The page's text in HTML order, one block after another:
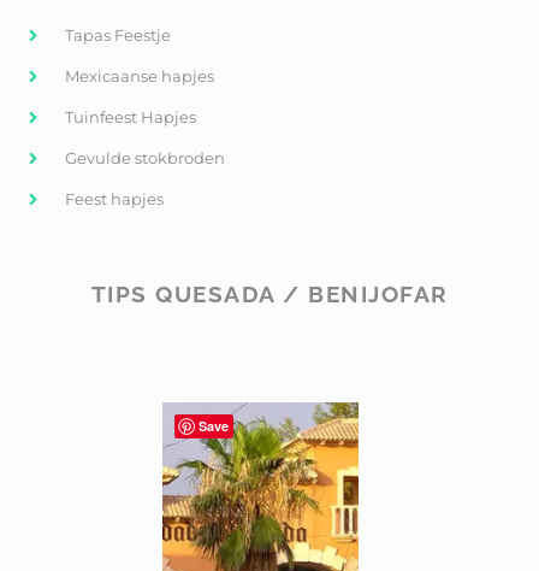
Tapas Feestje
Mexicaanse hapjes
Tuinfeest Hapjes
Gevulde stokbroden
Feest hapjes
TIPS QUESADA / BENIJOFAR
Save